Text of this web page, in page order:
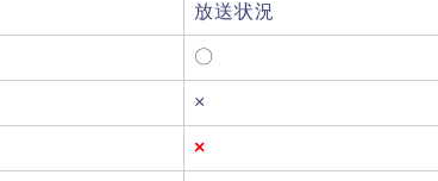
放送状況
〇
×
×